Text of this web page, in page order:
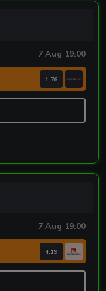
7 Aug 19:00
1.76
7 Aug 19:00
4.19